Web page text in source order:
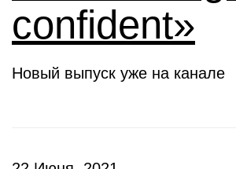
confident»
Новый выпуск уже на канале